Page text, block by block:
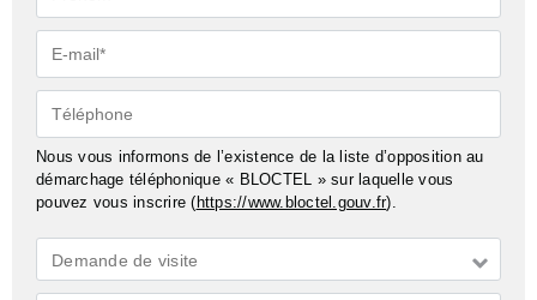
E-
mail*
Téléphone
Nous vous informons de l’existence de la liste d’opposition au
démarchage téléphonique « BLOCTEL » sur laquelle vous
pouvez vous inscrire ( https://www.bloctel.gouv.fr).
Demande
*
Demande de visite